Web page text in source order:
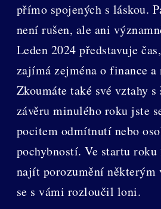
přímo spojených s láskou.
není rušen, ale ani
Leden 2024 představuje
zajímá zejména o finance
Zkoumáte také své vztahy
závěru minulého roku jste
pocitem odmítnutí nebo
pochybností. Ve startu roku
najít porozumění některým
se s vámi rozloučil loni.